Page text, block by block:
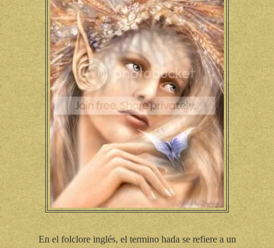
En el folclore inglés, el termino hada se refiere a un